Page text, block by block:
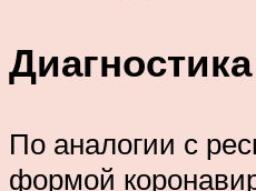
Диагностика
По аналогии с
формой